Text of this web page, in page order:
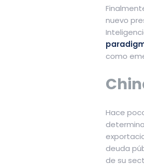
nuevo
como
Hace
deuda
de su